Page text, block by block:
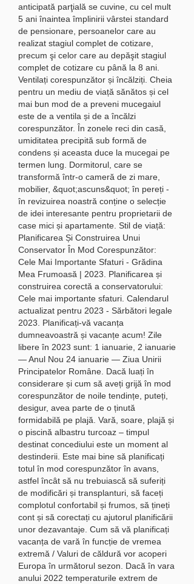
anticipată parţială se cuvine, cu cel mult
5 ani înaintea împlinirii vârstei standard
de pensionare, persoanelor care au
realizat stagiul complet de cotizare,
precum şi celor care au depăşit stagiul
complet de cotizare cu până la 8 ani.
Ventilați corespunzător și încălziți. Cheia
pentru un mediu de viață sănătos și cel
mai bun mod de a preveni mucegaiul
este de a ventila și de a încălzi
corespunzător. În zonele reci din casă,
umiditatea precipită sub formă de
condens și aceasta duce la mucegai pe
termen lung. Dormitorul, care se
transformă într-o cameră de zi mare,
mobilier, &quot;ascuns&quot; în pereți -
în revizuirea noastră conține o selecție
de idei interesante pentru proprietarii de
case mici și apartamente. Stil de viață:
Planificarea Și Construirea Unui
Conservator În Mod Corespunzător:
Cele Mai Importante Sfaturi - Grădina
Mea Frumoasă | 2023. Planificarea și
construirea corectă a conservatorului:
Cele mai importante sfaturi. Calendarul
actualizat pentru 2023 - Sărbători legale
2023. Planificați-vă vacanța
dumneavoastră și vacanțe acum! Zile
libere în 2023 sunt: 1 ianuarie, 2 ianuarie
— Anul Nou 24 ianuarie — Ziua Unirii
Principatelor Române. Dacă luați în
considerare și cum să aveți grijă în mod
corespunzător de noile tendințe, puteți,
desigur, avea parte de o ținută
formidabilă pe plajă. Vară, soare, plajă și
o piscină albastru turcoaz – timpul
destinat concediului este un moment al
destinderii. Este mai bine să planificați
totul în mod corespunzător în avans,
astfel încât să nu trebuiască să suferiți
de modificări și transplanturi, să faceți
complotul confortabil și frumos, să țineți
cont și să corectați cu ajutorul planificării
unor dezavantaje. Cum să vă planificați
vacanța de vară în funcție de vremea
extremă / Valuri de căldură vor acoperi
Europa în următorul sezon. Dacă în vara
anului 2022 temperaturile extrem de